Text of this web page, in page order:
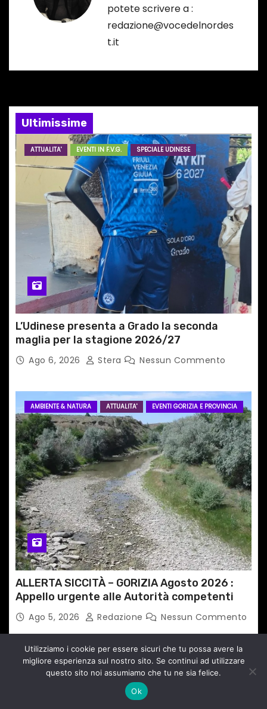
o
e
a
t
l
i
potete scrivere a :
redazione@vocedelnordes
t.it
Ultimissime
ATTUALITA' EVENTI IN F.V.G. SPECIALE UDINESE
L’Udinese presenta a Grado la seconda
maglia per la stagione 2026/27
Ago 6, 2026 Stera Nessun Commento
AMBIENTE & NATURA ATTUALITA' EVENTI GORIZIA E PROVINCIA
ALLERTA SICCITÀ – GORIZIA Agosto 2026 :
Appello urgente alle Autorità competenti
Ago 5, 2026 Redazione Nessun Commento
ATTUALITA' EVENTI VENEZIA E PROVINCIA TERRITORIO
Utilizziamo i cookie per essere sicuri che tu possa avere la
migliore esperienza sul nostro sito. Se continui ad utilizzare
questo sito noi assumiamo che tu ne sia felice.
Ok